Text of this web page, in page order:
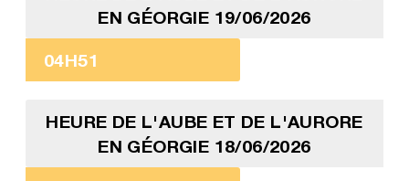
EN GÉORGIE 19/06/2026
04H51
HEURE DE L'AUBE ET DE L'AURORE
EN GÉORGIE 18/06/2026